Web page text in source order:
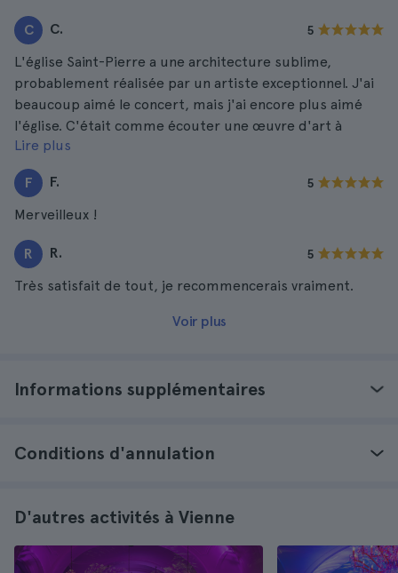
C C. 5
L'église Saint-Pierre a une architecture sublime,
probablement réalisée par un artiste exceptionnel. J'ai
beaucoup aimé le concert, mais j'ai encore plus aimé
l'église. C'était comme écouter une œuvre d'art à
l'intérieur d'une autre œuvre d'art !
Lire plus
F F. 5
Merveilleux !
R R. 5
Très satisfait de tout, je recommencerais vraiment.
Voir plus
Informations supplémentaires
Conditions d'annulation
D'autres activités à Vienne